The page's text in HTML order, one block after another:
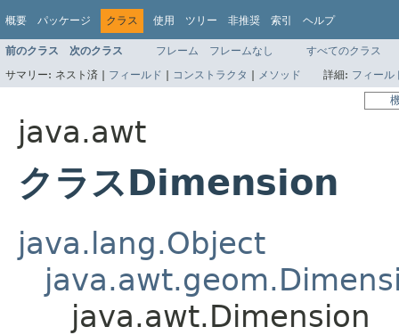
概要 パッケージ クラス 使用 ツリー 非推奨 索引 ヘルプ
前のクラス 次のクラス フレーム フレームなし
すべてのクラス
サマリー: ネスト済 | フィールド | コンストラクタ | メソッド 詳細: フィール
java.awt
クラスDimension
java.lang.Object
java.awt.Dimension